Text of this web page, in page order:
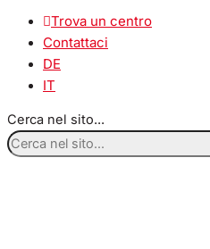
Trova un centro
Contattaci
DE
IT
Cerca nel sito...